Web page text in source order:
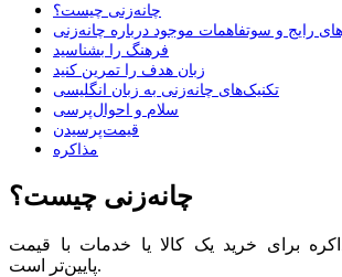
چانه‌زنی چیست؟
رایج و سوتفاهمات موجود درباره چانه‌زنی
فرهنگ را بشناسید
زبان هدف را تمرین کنید
تکنیک‌های چانه‌زنی به زبان انگلیسی
سلام و احوال‌پرسی
قیمت‌پرسیدن
مذاکره
چانه‌زنی چیست؟
برای خرید یک کالا یا خدمات با قیمت
پایین‌تر است.